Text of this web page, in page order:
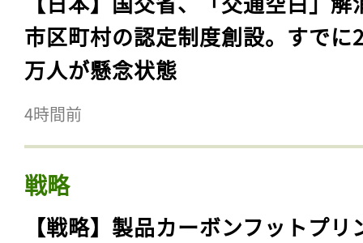
市区町村の認定制度創設。すでに
万人が懸念状態
4時間前
戦略
【戦略】製品カーボンフットプリ